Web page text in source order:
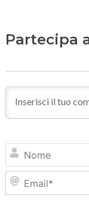
Partecipa